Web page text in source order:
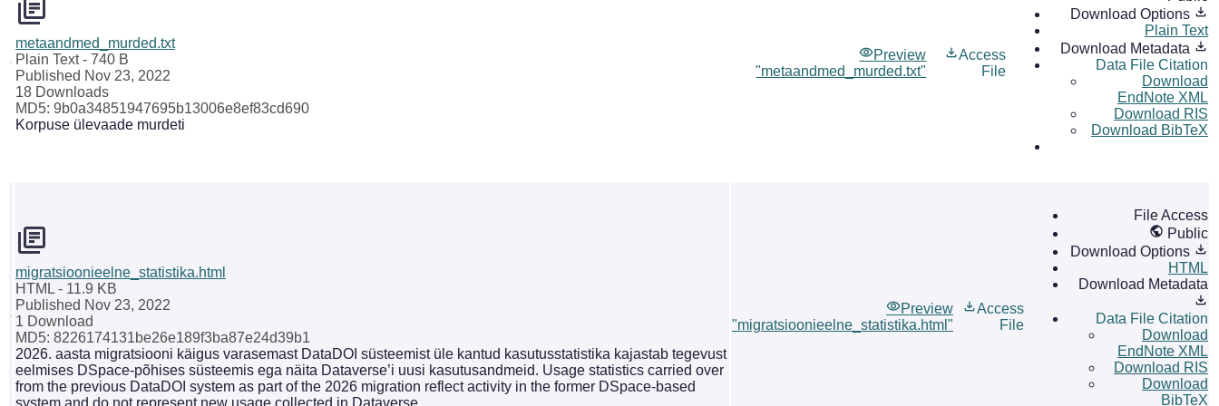
metaandmed_murded.txt
Plain Text- 740 B
Published Nov 23, 2022
18 Downloads
MD5: 9b0a34851947695b13006e8ef83cd690
Korpuse ülevaade murdeti
Preview
"metaandmed_murded.txt"
Access
File
Download Options
Plain Text
Download Metadata
Data File Citation
Download
EndNote XML
Download RIS
Download BibTeX
migratsioonieelne_statistika.html
HTML - 11.9 KB
Published Nov 23, 2022
1 Download
MD5: 8226174131be26e189f3ba87e24d39b1
2026. aasta migratsiooni käigus varasemast DataDOI süsteemist üle kantud kasutusstatistika kajastab tegevust
eelmises DSpace-põhises süsteemis ega näita Dataverse’i uusi kasutusandmeid. Usage statistics carried over
from the previous DataDOI system as part of the 2026 migration reflect activity in the former DSpace-based
system and do not represent new usage collected in Dataverse.
Preview
"migratsioonieelne_statistika.html"
Access
File
File Access
Public
Download Options
HTML
Download Metadata
Data File Citation
Download
EndNote XML
Download RIS
Download
BibTeX